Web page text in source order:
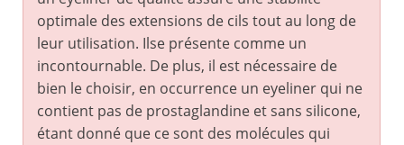
optimale des extensions de cils tout au long de
leur utilisation. Ilse présente comme un
incontournable. De plus, il est nécessaire de
bien le choisir, en occurrence un eyeliner qui ne
contient pas de prostaglandine et sans silicone,
étant donné que ce sont des molécules qui